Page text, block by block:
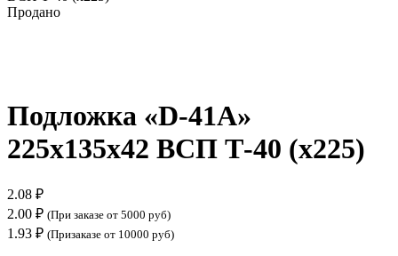
Продано
Подложка «D-41А»
225х135х42 ВСП Т-40 (х225)
2.08 ₽
2.00 ₽ (При заказе от 5000 руб)
1.93 ₽ (Призаказе от 10000 руб)